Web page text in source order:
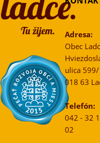
Adresa:
Obec
ulica
018 63
Telefón:
042 - 32
02